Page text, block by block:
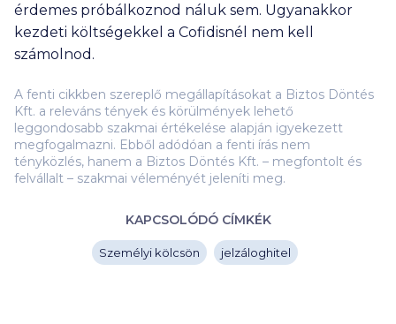
érdemes próbálkoznod náluk sem. Ugyanakkor
kezdeti költségekkel a Cofidisnél nem kell
számolnod.
A fenti cikkben szereplő megállapításokat a Biztos Döntés
Kft. a releváns tények és körülmények lehető
leggondosabb szakmai értékelése alapján igyekezett
megfogalmazni. Ebből adódóan a fenti írás nem
tényközlés, hanem a Biztos Döntés Kft. – megfontolt és
felvállalt – szakmai véleményét jeleníti meg.
KAPCSOLÓDÓ CÍMKÉK
Személyi kölcsön jelzáloghitel